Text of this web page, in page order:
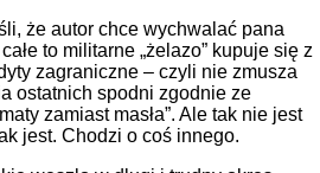
że autor chce wychwalać pana
to militarne „żelazo” kupuje się z
zagraniczne – czyli nie zmusza
ostatnich spodni zgodnie ze
zamiast masła”. Ale tak nie jest
jest. Chodzi o coś innego.